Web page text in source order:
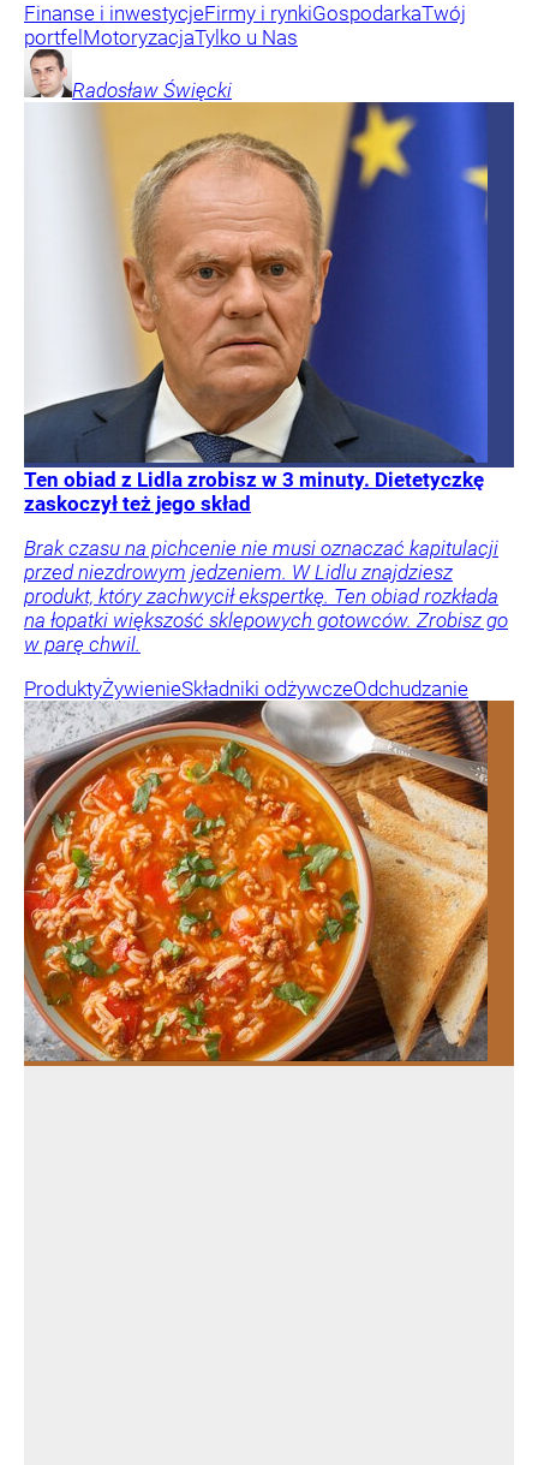
Finanse i inwestycjeFirmy i rynkiGospodarkaTwój
portfel MotoryzacjaTylko u Nas
Radosław Święcki
Ten obiad z Lidla zrobisz w 3 minuty. Dietetyczkę
zaskoczył też jego skład
Brak czasu na pichcenie nie musi oznaczać kapitulacji
przed niezdrowym jedzeniem. W Lidlu znajdziesz
produkt, który zachwycił ekspertkę. Ten obiad rozkłada
na łopatki większość sklepowych gotowców. Zrobisz go
w parę chwil.
ProduktyŻywienieSkładniki odżywczeOdchudzanie